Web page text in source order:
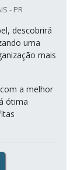
- PR
descobrirá
uma
mais
a melhor
ótima